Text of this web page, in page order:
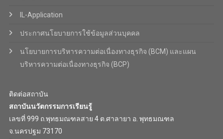
IL-Application
ประกาศนโยบายการใช้ข้อมูลส่วนบุคคล
นโยบายการบริหารความต่อเนื่องทางธุรกิจ (BCM) และแผน
บริหารความต่อเนื่องทางธุรกิจ (BCP)
ติดต่อสถาบัน
สถาบันนวัตกรรมการเรียนรู้
เลขที่ 999 ถ.พุทธมณฑลสาย 4 ต.ศาลายา อ. พุทธมณฑล
จ.นครปฐม 73170